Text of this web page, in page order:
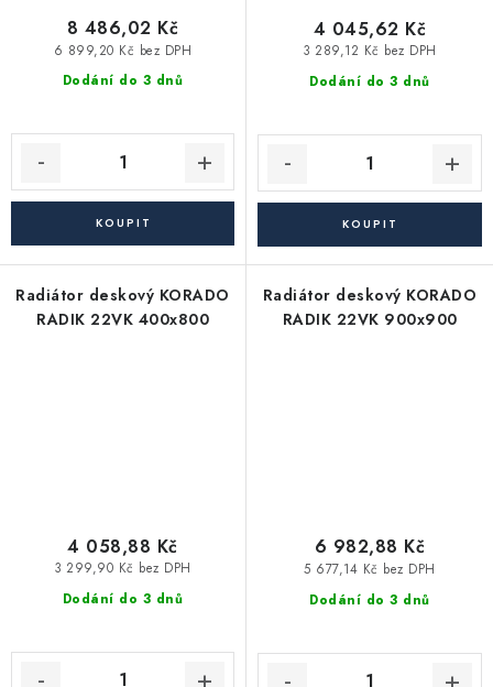
Dodání do 3 dnů
6 899,20 Kč bez DPH
8 486,02 Kč
Dodání do 3 dnů
3 289,12 Kč bez DPH
4 045,62 Kč
Radiátor deskový KORADO
RADIK 22VK 400x800
Dodání do 3 dnů
3 299,90 Kč bez DPH
4 058,88 Kč
Radiátor deskový KORADO
RADIK 22VK 900x900
Dodání do 3 dnů
5 677,14 Kč bez DPH
6 982,88 Kč